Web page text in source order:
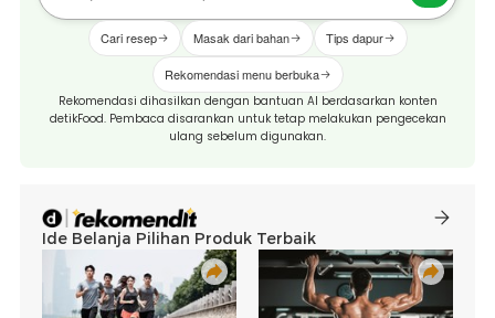
Cari resep Masak dari bahan Tips dapur
Rekomendasi menu berbuka
Rekomendasi dihasilkan dengan bantuan AI berdasarkan konten
detikFood. Pembaca disarankan untuk tetap melakukan pengecekan
ulang sebelum digunakan.